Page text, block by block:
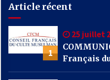
Article récent
1
25 juillet
Français
(CFCM)